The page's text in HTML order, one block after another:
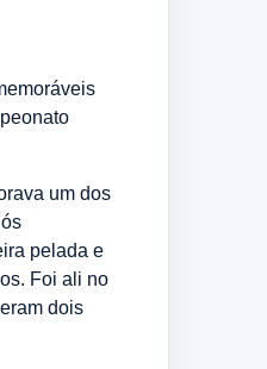
um dos
pelada e
Foi ali no
dois